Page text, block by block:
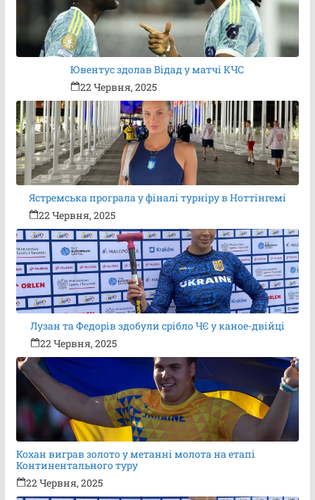
Ювентус здолав Відад у матчі КЧС
22 Червня, 2025
Ястремська програла у фіналі турніру в Ноттінгемі
22 Червня, 2025
Лузан та Федорів здобули срібло ЧЄ у каное-двійці
22 Червня, 2025
Кохан виграв золото у метанні молота на етапі
Континентального туру
22 Червня, 2025